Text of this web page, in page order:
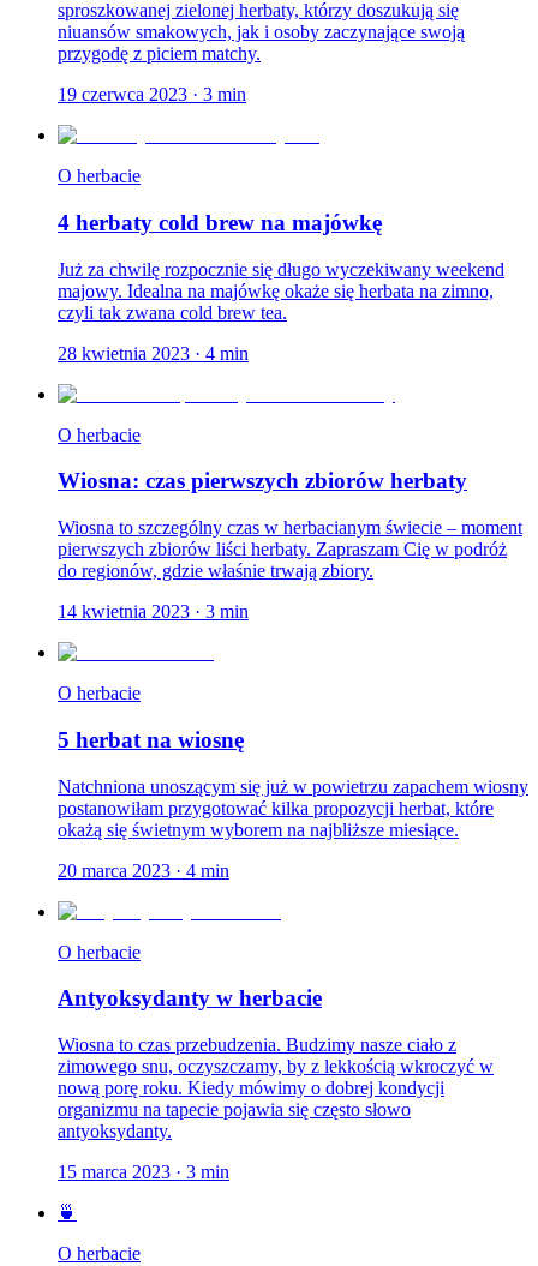
sproszkowanej zielonej herbaty, którzy doszukują się
niuansów smakowych, jak i osoby zaczynające swoją
przygodę z piciem matchy.
19 czerwca 2023 · 3 min
O herbacie
4 herbaty cold brew na majówkę
Już za chwilę rozpocznie się długo wyczekiwany weekend
majowy. Idealna na majówkę okaże się herbata na zimno,
czyli tak zwana cold brew tea.
28 kwietnia 2023 · 4 min
O herbacie
Wiosna: czas pierwszych zbiorów herbaty
Wiosna to szczególny czas w herbacianym świecie – moment
pierwszych zbiorów liści herbaty. Zapraszam Cię w podróż
do regionów, gdzie właśnie trwają zbiory.
14 kwietnia 2023 · 3 min
O herbacie
5 herbat na wiosnę
Natchniona unoszącym się już w powietrzu zapachem wiosny
postanowiłam przygotować kilka propozycji herbat, które
okażą się świetnym wyborem na najbliższe miesiące.
20 marca 2023 · 4 min
O herbacie
Antyoksydanty w herbacie
Wiosna to czas przebudzenia. Budzimy nasze ciało z
zimowego snu, oczyszczamy, by z lekkością wkroczyć w
nową porę roku. Kiedy mówimy o dobrej kondycji
organizmu na tapecie pojawia się często słowo
antyoksydanty.
15 marca 2023 · 3 min
🍵
O herbacie